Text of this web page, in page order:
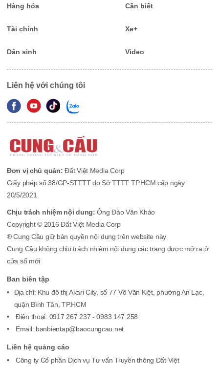
Hàng hóa Cần biết
Tài chính Xe+
Dân sinh Video
Liên hệ với chúng tôi
Đơn vị chủ quản: Đất Việt Media Corp
Giấy phép số 38/GP-STTTT do Sở TTTT TP.HCM cấp ngày
20/5/2021
Chịu trách nhiệm nội dung:Ông Đào Văn Khảo
Copyright © 2016 Đất Việt Media Corp
® Cung Cầu giữ bản quyền nội dung trên website này
Cung Cầu không chịu trách nhiệm nội dung các trang được mở ra ở
cửa sổ mới
Ban biên tập
Địa chỉ: Khu đô thị Akari City, số 77 Võ Văn Kiệt, phường An Lạc,
quận Bình Tân, TP.HCM
Điện thoại: 0917 267 237 - 0983 147 258
Email: banbientap@baocungcau.net
Liên hệ quảng cáo
Công ty Cổ phần Dịch vụ Tư vấn Truyền thông Đất Việt